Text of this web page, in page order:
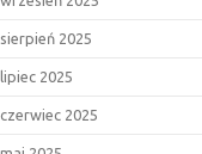
sierpień 2025
lipiec 2025
czerwiec 2025